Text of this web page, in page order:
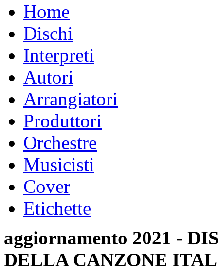
Home
Dischi
Interpreti
Autori
Arrangiatori
Produttori
Orchestre
Musicisti
Cover
Etichette
aggiornamento 2021 -
DELLA CANZONE